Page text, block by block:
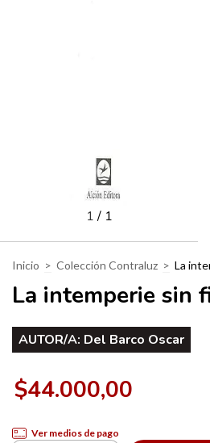
1/ 1
Inicio > Colección Contraluz > La
La intemperie sin
AUTOR/A: Del Barco Oscar
$44.000,00
Ver medios de pago